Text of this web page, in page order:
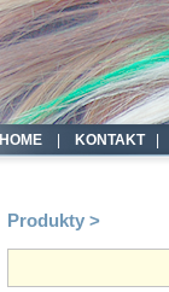
HOME| KONTAKT|
Produkty >